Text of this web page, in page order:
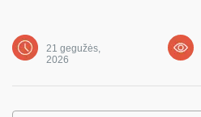
21 gegužės,
2026